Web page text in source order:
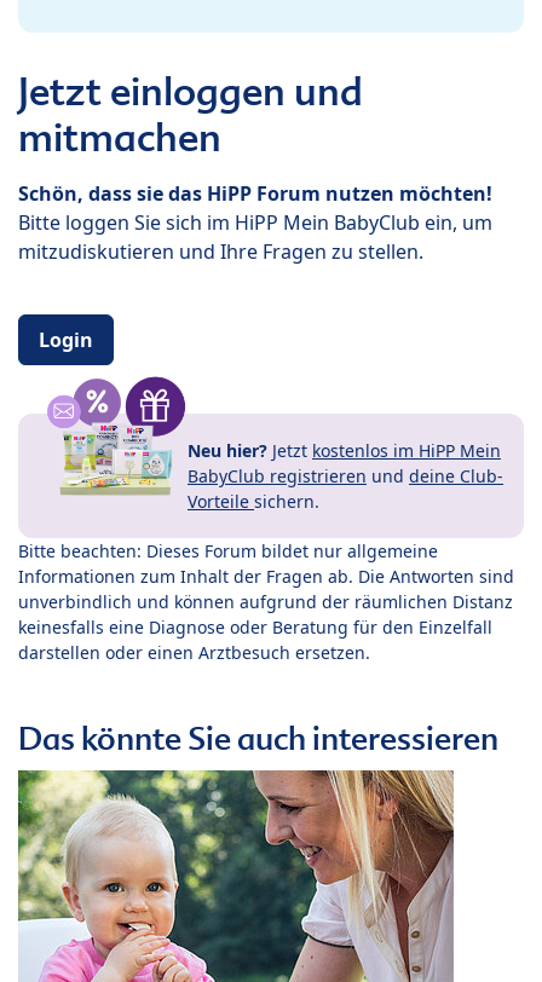
Jetzt einloggen und
mitmachen
Schön, dass sie das HiPP Forum nutzen möchten!
Bitte loggen Sie sich im HiPP Mein BabyClub ein, um
mitzudiskutieren und Ihre Fragen zu stellen.
Login
Neu hier? Jetzt kostenlos im HiPP Mein
BabyClub registrieren und deine Club-
Vorteile sichern.
Bitte beachten: Dieses Forum bildet nur allgemeine
Informationen zum Inhalt der Fragen ab. Die Antworten sind
unverbindlich und können aufgrund der räumlichen Distanz
keinesfalls eine Diagnose oder Beratung für den Einzelfall
darstellen oder einen Arztbesuch ersetzen.
Das könnte Sie auch interessieren